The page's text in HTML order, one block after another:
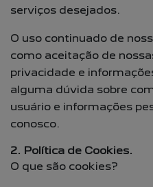
serviços desejados.
O uso continuado de
como aceitação de
privacidade e
alguma dúvida sobre
usuário e informações
conosco.
2. Política de Cookies.
O que são cookies?